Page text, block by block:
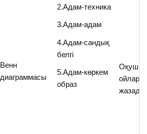
Венн
диаграммасы
2.Адам-техника
3.Адам-адам
4.Адам-сандық
белгі
5.Адам-көркем
образ